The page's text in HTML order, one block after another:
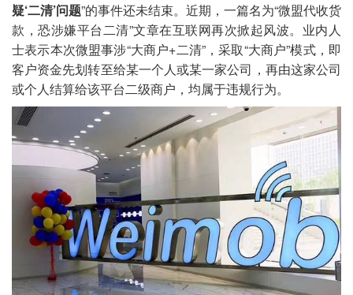
疑‘二清’问题”的事件还未结束。近期，一篇名为“微盟代收货
款，恐涉嫌平台二清”文章在互联网再次掀起风波。业内人
士表示本次微盟事涉“大商户+二清”，采取“大商户”模式，即
客户资金先划转至给某一个人或某一家公司，再由这家公司
或个人结算给该平台二级商户，均属于违规行为。